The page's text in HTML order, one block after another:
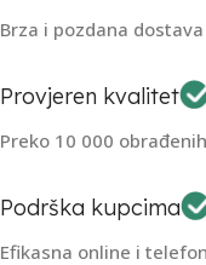
Brza i pozdana
Provjeren kvalitet
Preko 10 000
Podrška kupcima
Efikasna online i